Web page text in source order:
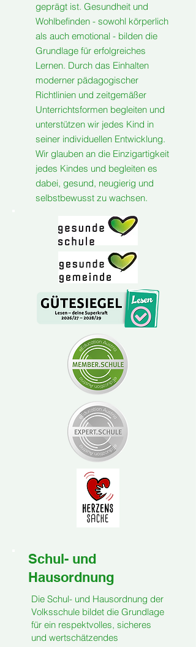
geprägt ist. Gesundheit und
Wohlbefinden - sowohl körperlich
als auch emotional - bilden die
Grundlage für erfolgreiches
Lernen. Durch das Einhalten
moderner pädagogischer
Richtlinien und zeitgemäßer
Unterrichtsformen begleiten und
unterstützen wir jedes Kind in
seiner individuellen Entwicklung.
Wir glauben an die Einzigartigkeit
jedes Kindes und begleiten es
dabei, gesund, neugierig und
selbstbewusst zu wachsen.
Schul- und
Hausordnung
Die Schul- und Hausordnung der
Volksschule bildet die Grundlage
für ein respektvolles, sicheres
und wertschätzendes